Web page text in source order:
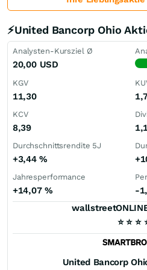
⚡United Bancorp Ohio
Analysten-Kursziel Ø
20,00 USD
KGV
11,30
KCV
8,39
Durchschnittsrendite 5J
+3,44%
Jahresperformance
+14,07 % -
⭐ ⭐ ⭐
United Bancorp